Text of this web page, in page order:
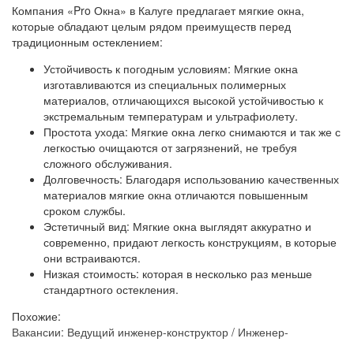
Компания «Pro Окна» в Калуге предлагает мягкие окна,
которые обладают целым рядом преимуществ перед
традиционным остеклением:
Устойчивость к погодным условиям: Мягкие окна
изготавливаются из специальных полимерных
материалов, отличающихся высокой устойчивостью к
экстремальным температурам и ультрафиолету.
Простота ухода: Мягкие окна легко снимаются и так же с
легкостью очищаются от загрязнений, не требуя
сложного обслуживания.
Долговечность: Благодаря использованию качественных
материалов мягкие окна отличаются повышенным
сроком службы.
Эстетичный вид: Мягкие окна выглядят аккуратно и
современно, придают легкость конструкциям, в которые
они встраиваются.
Низкая стоимость: которая в несколько раз меньше
стандартного остекления.
Похожие:
Вакансии: Ведущий инженер-конструктор / Инженер-